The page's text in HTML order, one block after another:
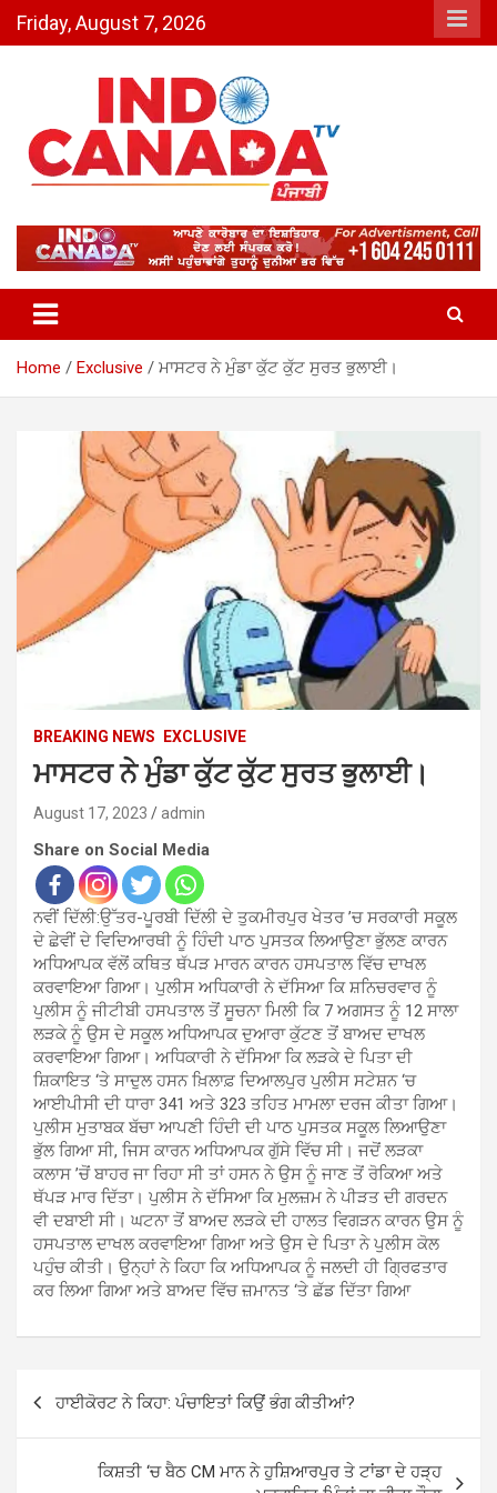
Friday, August 7, 2026
Indo Canada TV – The Most
Active India-Canada News
Channel
Home Exclusive ਮਾਸਟਰ ਨੇ ਮੁੰਡਾ ਕੁੱਟ ਕੁੱਟ ਸੁਰਤ ਭੁਲਾਈ।
BREAKING NEWS EXCLUSIVE
ਮਾਸਟਰ ਨੇ ਮੁੰਡਾ ਕੁੱਟ ਕੁੱਟ ਸੁਰਤ ਭੁਲਾਈ।
August 17, 2023 admin
Share on Social Media
ਨਵੀਂ ਦਿੱਲੀ:ਉੱਤਰ-ਪੂਰਬੀ ਦਿੱਲੀ ਦੇ ਤੁਕਮੀਰਪੁਰ ਖੇਤਰ ’ਚ ਸਰਕਾਰੀ ਸਕੂਲ
ਦੇ ਛੇਵੀਂ ਦੇ ਵਿਦਿਆਰਥੀ ਨੂੰ ਹਿੰਦੀ ਪਾਠ ਪੁਸਤਕ ਲਿਆਉਣਾ ਭੁੱਲਣ ਕਾਰਨ
ਅਧਿਆਪਕ ਵੱਲੋਂ ਕਥਿਤ ਥੱਪੜ ਮਾਰਨ ਕਾਰਨ ਹਸਪਤਾਲ ਵਿੱਚ ਦਾਖਲ
ਕਰਵਾਇਆ ਗਿਆ। ਪੁਲੀਸ ਅਧਿਕਾਰੀ ਨੇ ਦੱਸਿਆ ਕਿ ਸ਼ਨਿਚਰਵਾਰ ਨੂੰ
ਪੁਲੀਸ ਨੂੰ ਜੀਟੀਬੀ ਹਸਪਤਾਲ ਤੋਂ ਸੂਚਨਾ ਮਿਲੀ ਕਿ 7 ਅਗਸਤ ਨੂੰ 12 ਸਾਲਾ
ਲੜਕੇ ਨੂੰ ਉਸ ਦੇ ਸਕੂਲ ਅਧਿਆਪਕ ਦੁਆਰਾ ਕੁੱਟਣ ਤੋਂ ਬਾਅਦ ਦਾਖਲ
ਕਰਵਾਇਆ ਗਿਆ। ਅਧਿਕਾਰੀ ਨੇ ਦੱਸਿਆ ਕਿ ਲੜਕੇ ਦੇ ਪਿਤਾ ਦੀ
ਸ਼ਿਕਾਇਤ ‘ਤੇ ਸਾਦੁਲ ਹਸਨ ਖ਼ਿਲਾਫ਼ ਦਿਆਲਪੁਰ ਪੁਲੀਸ ਸਟੇਸ਼ਨ ‘ਚ
ਆਈਪੀਸੀ ਦੀ ਧਾਰਾ 341 ਅਤੇ 323 ਤਹਿਤ ਮਾਮਲਾ ਦਰਜ ਕੀਤਾ ਗਿਆ।
ਪੁਲੀਸ ਮੁਤਾਬਕ ਬੱਚਾ ਆਪਣੀ ਹਿੰਦੀ ਦੀ ਪਾਠ ਪੁਸਤਕ ਸਕੂਲ ਲਿਆਉਣਾ
ਭੁੱਲ ਗਿਆ ਸੀ, ਜਿਸ ਕਾਰਨ ਅਧਿਆਪਕ ਗੁੱਸੇ ਵਿੱਚ ਸੀ। ਜਦੋਂ ਲੜਕਾ
ਕਲਾਸ ’ਚੋਂ ਬਾਹਰ ਜਾ ਰਿਹਾ ਸੀ ਤਾਂ ਹਸਨ ਨੇ ਉਸ ਨੂੰ ਜਾਣ ਤੋਂ ਰੋਕਿਆ ਅਤੇ
ਥੱਪੜ ਮਾਰ ਦਿੱਤਾ। ਪੁਲੀਸ ਨੇ ਦੱਸਿਆ ਕਿ ਮੁਲਜ਼ਮ ਨੇ ਪੀੜਤ ਦੀ ਗਰਦਨ
ਵੀ ਦਬਾਈ ਸੀ। ਘਟਨਾ ਤੋਂ ਬਾਅਦ ਲੜਕੇ ਦੀ ਹਾਲਤ ਵਿਗੜਨ ਕਾਰਨ ਉਸ ਨੂੰ
ਹਸਪਤਾਲ ਦਾਖਲ ਕਰਵਾਇਆ ਗਿਆ ਅਤੇ ਉਸ ਦੇ ਪਿਤਾ ਨੇ ਪੁਲੀਸ ਕੋਲ
ਪਹੁੰਚ ਕੀਤੀ। ਉਨ੍ਹਾਂ ਨੇ ਕਿਹਾ ਕਿ ਅਧਿਆਪਕ ਨੂੰ ਜਲਦੀ ਹੀ ਗ੍ਰਿਫਤਾਰ
ਕਰ ਲਿਆ ਗਿਆ ਅਤੇ ਬਾਅਦ ਵਿੱਚ ਜ਼ਮਾਨਤ ‘ਤੇ ਛੱਡ ਦਿੱਤਾ ਗਿਆ
ਹਾਈਕੋਰਟ ਨੇ ਕਿਹਾ: ਪੰਚਾਇਤਾਂ ਕਿਉਂ ਭੰਗ ਕੀਤੀਆਂ?
ਕਿਸ਼ਤੀ ‘ਚ ਬੈਠ CM ਮਾਨ ਨੇ ਹੁਸ਼ਿਆਰਪੁਰ ਤੇ ਟਾਂਡਾ ਦੇ ਹੜ੍ਹ